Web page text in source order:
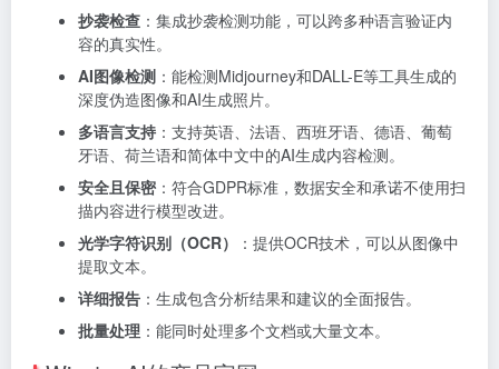
抄袭检查 ：集成抄袭检测功能，可以跨多种语言验证内
容的真实性。
AI图像检测 ：能检测Midjourney和DALL-E等工具生成的
深度伪造图像和AI生成照片。
多语言支持 ：支持英语、法语、西班牙语、德语、葡萄
牙语、荷兰语和简体中文中的AI生成内容检测。
安全且保密 ：符合GDPR标准，数据安全和承诺不使用扫
描内容进行模型改进。
光学字符识别（OCR）
：提供OCR技术，可以从图像中
提取文本。
详细报告 ：生成包含分析结果和建议的全面报告。
批量处理 ：能同时处理多个文档或大量文本。